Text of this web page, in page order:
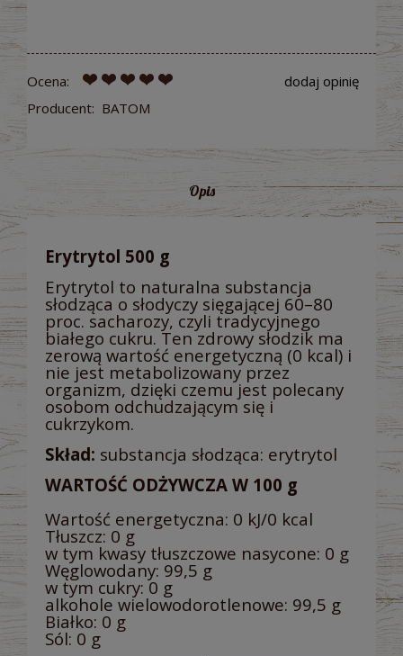
Ocena:
Producent: BATOM
dodaj opinię
Opis
Erytrytol 500 g
Erytrytol to naturalna substancja
słodząca o słodyczy sięgającej 60–80
proc. sacharozy, czyli tradycyjnego
białego cukru. Ten zdrowy słodzik ma
zerową wartość energetyczną (0 kcal) i
nie jest metabolizowany przez
organizm, dzięki czemu jest polecany
osobom odchudzającym się i
cukrzykom.
Skład: substancja słodząca: erytrytol
WARTOŚĆ ODŻYWCZA W 100 g
Wartość energetyczna: 0 kJ/0 kcal
Tłuszcz: 0 g
w tym kwasy tłuszczowe nasycone: 0 g
Węglowodany: 99,5 g
w tym cukry: 0 g
alkohole wielowodorotlenowe: 99,5 g
Białko: 0 g
Sól: 0 g